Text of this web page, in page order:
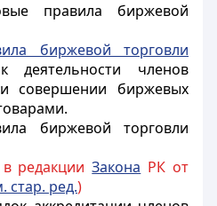
правила биржевой
биржевой торговли
деятельности членов
совершении биржевых
биржевой торговли
в редакцииЗакона РК от
стар. ред.)